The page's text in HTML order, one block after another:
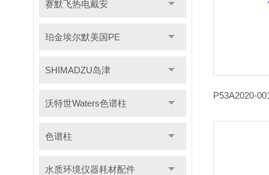
赛默飞热电戴安
珀金埃尔默美国PE
SHIMADZU岛津
沃特世Waters色谱柱
色谱柱
水质环境仪器耗材配件